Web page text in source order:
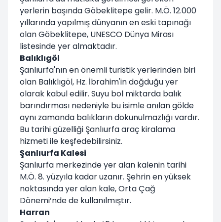
yerlerin başında Göbeklitepe gelir. M.Ö. 12.000
yıllarında yapılmış dünyanın en eski tapınağı
olan Göbeklitepe, UNESCO Dünya Mirası
listesinde yer almaktadır.
Balıklıgöl
Şanlıurfa'nın en önemli turistik yerlerinden biri
olan Balıklıgöl, Hz. İbrahim'in doğduğu yer
olarak kabul edilir. Suyu bol miktarda balık
barındırması nedeniyle bu isimle anılan gölde
aynı zamanda balıkların dokunulmazlığı vardır.
Bu tarihi güzelliği Şanlıurfa araç kiralama
hizmeti ile keşfedebilirsiniz.
Şanlıurfa Kalesi
Şanlıurfa merkezinde yer alan kalenin tarihi
M.Ö. 8. yüzyıla kadar uzanır. Şehrin en yüksek
noktasında yer alan kale, Orta Çağ
Dönemi’nde de kullanılmıştır.
Harran